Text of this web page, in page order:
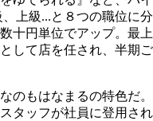
上級...と８つの職位に分
十円単位でアップ。最上
して店を任され、半期ご
のもはなまるの特色だ。
タッフが社員に登用され